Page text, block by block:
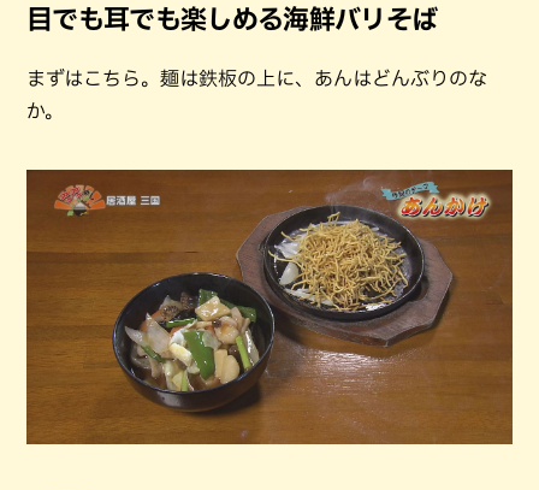
目でも耳でも楽しめる海鮮バリそば
まずはこちら。麺は鉄板の上に、あんはどんぶりのな
か。